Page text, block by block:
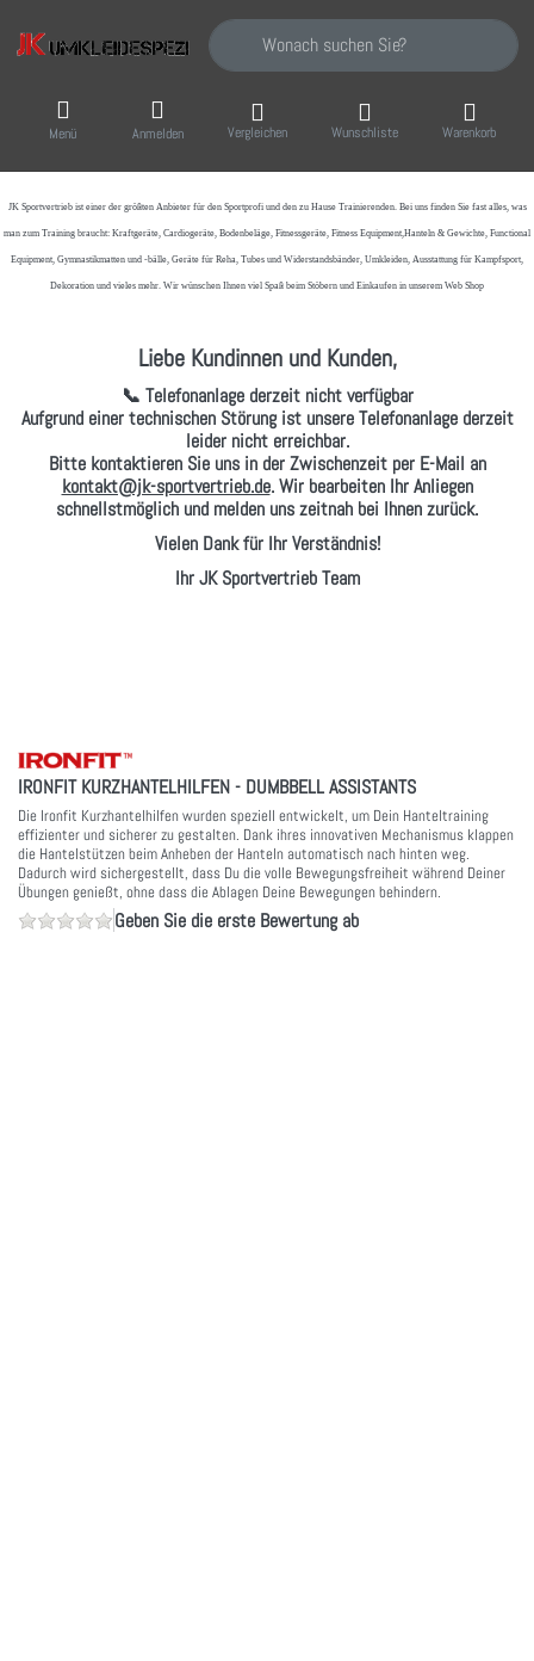
Geben Sie einen Suchbegriff ein. Während
Menü Anmelden Vergleichen Wunschliste Warenkorb
JK Sportvertrieb ist einer der größten Anbieter für den Sportprofi und den zu Hause Trainierenden. Bei uns finden Sie fast alles, was
man zum Training braucht: Kraftgeräte, Cardiogeräte, Bodenbeläge, Fitnessgeräte, Fitness Equipment,Hanteln & Gewichte, Functional
Equipment, Gymnastikmatten und -bälle, Geräte für Reha, Tubes und Widerstandsbänder, Umkleiden, Ausstattung für Kampfsport,
Dekoration und vieles mehr. Wir wünschen Ihnen viel Spaß beim Stöbern und Einkaufen in unserem Web Shop
Liebe Kundinnen und Kunden,
📞 Telefonanlage derzeit nicht verfügbar
Aufgrund einer technischen Störung ist unsere Telefonanlage derzeit
leider nicht erreichbar.
Bitte kontaktieren Sie uns in der Zwischenzeit per E-Mail an
kontakt@jk-sportvertrieb.de. Wir bearbeiten Ihr Anliegen
schnellstmöglich und melden uns zeitnah bei Ihnen zurück.
Vielen Dank für Ihr Verständnis!
Ihr JK Sportvertrieb Team
IRONFIT KURZHANTELHILFEN - DUMBBELL ASSISTANTS
Die Ironfit Kurzhantelhilfen wurden speziell entwickelt, um Dein Hanteltraining
effizienter und sicherer zu gestalten. Dank ihres innovativen Mechanismus klappen
die Hantelstützen beim Anheben der Hanteln automatisch nach hinten weg.
Dadurch wird sichergestellt, dass Du die volle Bewegungsfreiheit während Deiner
Übungen genießt, ohne dass die Ablagen Deine Bewegungen behindern.
Geben Sie die erste Bewertung ab